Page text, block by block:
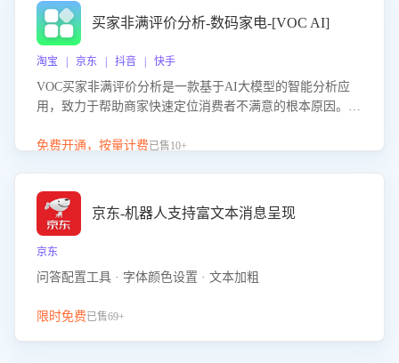
能力，阻断差评扩散，维护品牌声誉，实现客户满意度的持
续提升。
买家非满评价分析-数码家电-[VOC AI]
淘宝 | 京东 | 抖音 | 快手
VOC买家非满评价分析是一款基于AI大模型的智能分析应
用，致力于帮助商家快速定位消费者不满意的根本原因。该
客服原因或其它部门原因，明确责任归属，提供可落地的改
改，有效提升客户满意度和店铺整体服务质量。
免费开通，按量计费已售10+
京东-机器人支持富文本消息呈现
京东
问答配置工具 · 字体颜色设置 · 文本加粗
限时免费已售69+